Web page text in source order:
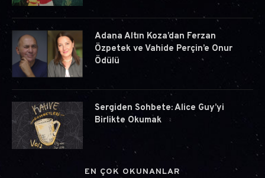
Adana Altın Koza’dan Ferzan
Özpetek ve Vahide Perçin’e Onur
Ödülü
Sergiden Sohbete: Alice Guy’yi
Birlikte Okumak
EN ÇOK OKUNANLAR